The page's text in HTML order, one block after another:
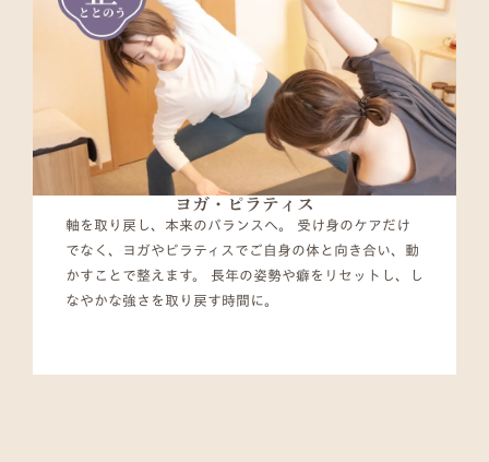
ヨガ・ピラティス
軸を取り戻し、本来のバランスへ。 受け身のケアだけ
でなく、ヨガやピラティスでご自身の体と向き合い、動
かすことで整えます。 長年の姿勢や癖をリセットし、し
なやかな強さを取り戻す時間に。